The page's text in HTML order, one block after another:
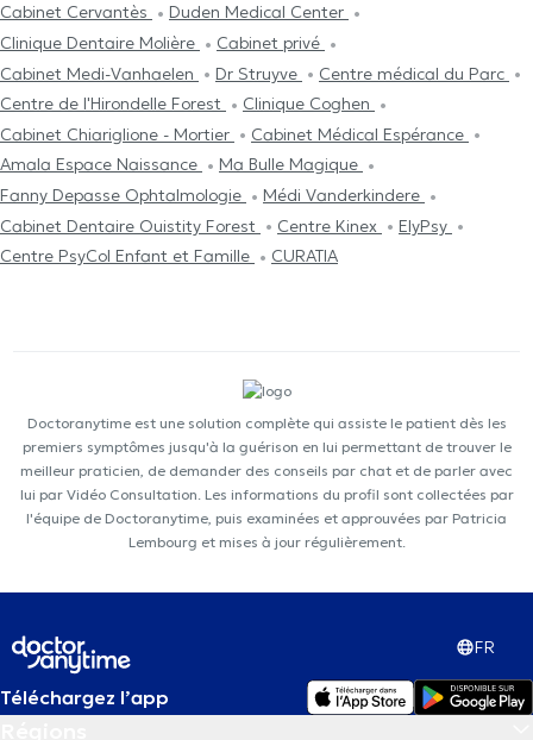
Cabinet Cervantès
Duden Medical Center
Clinique Dentaire Molière
Cabinet privé
Cabinet Medi-Vanhaelen
Dr Struyve
Centre médical du Parc
Centre de l'Hirondelle Forest
Clinique Coghen
Cabinet Chiariglione - Mortier
Cabinet Médical Espérance
Amala Espace Naissance
Ma Bulle Magique
Fanny Depasse Ophtalmologie
Médi Vanderkindere
Cabinet Dentaire Ouistity Forest
Centre Kinex
ElyPsy
Centre PsyCol Enfant et Famille
CURATIA
Doctoranytime est une solution complète qui assiste le patient dès les
premiers symptômes jusqu'à la guérison en lui permettant de trouver le
meilleur praticien, de demander des conseils par chat et de parler avec
lui par Vidéo Consultation. Les informations du profil sont collectées par
l'équipe de Doctoranytime, puis examinées et approuvées par Patricia
Lembourg et mises à jour régulièrement.
FR
Téléchargez l’app